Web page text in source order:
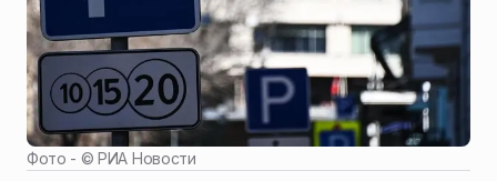
Фото - ©РИА Новости